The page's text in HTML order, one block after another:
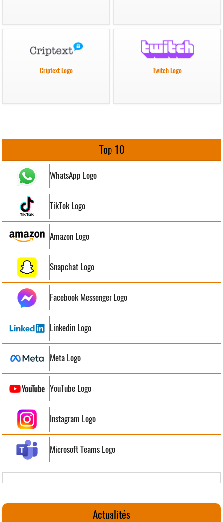
Criptext Logo Twitch Logo
Top 10
WhatsApp Logo
TikTok Logo
Amazon Logo
Snapchat Logo
Facebook Messenger Logo
Linkedin Logo
Meta Logo
YouTube Logo
Instagram Logo
Microsoft Teams Logo
Actualités